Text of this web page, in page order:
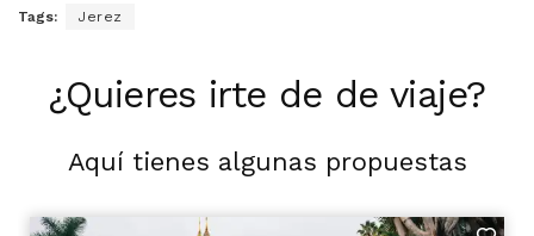
Tags: Jerez
¿Quieres irte de de viaje?
Aquí tienes algunas propuestas